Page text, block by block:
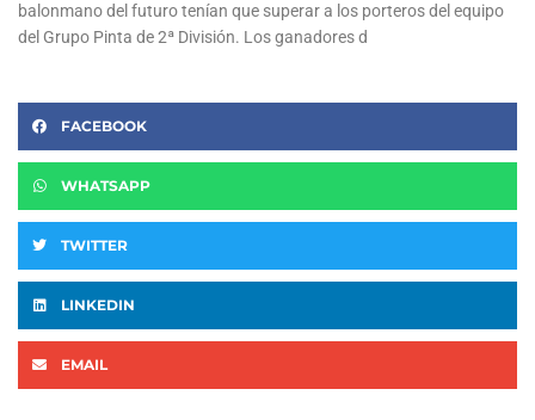
balonmano del futuro tenían que superar a los porteros del equipo
del Grupo Pinta de 2ª División. Los ganadores d
FACEBOOK
WHATSAPP
TWITTER
LINKEDIN
EMAIL